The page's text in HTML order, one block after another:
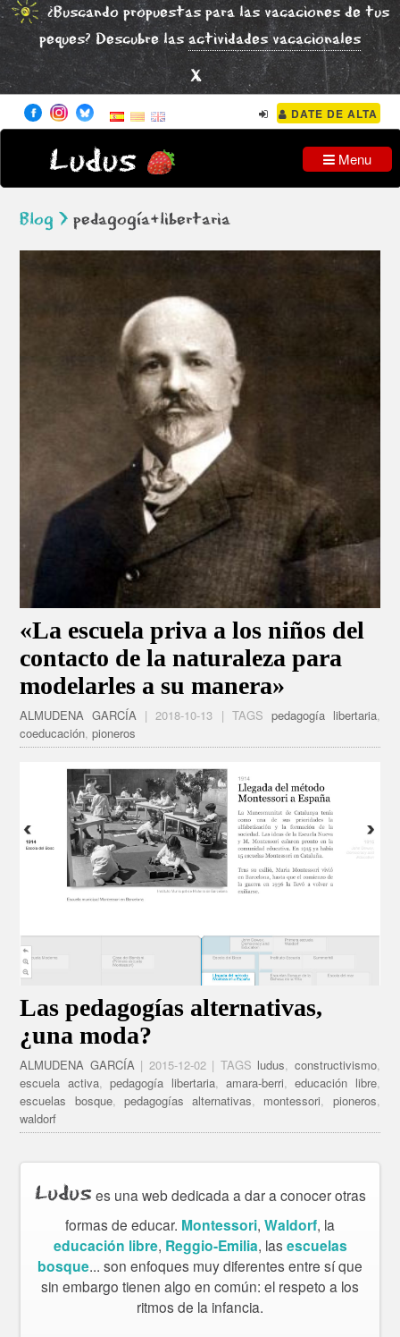
¿Buscando propuestas para las vacaciones de tus
peques? Descubre lasactividades vacacionales
x
DATE DE ALTA
Ludus Menu
Blog > pedagogía+libertaria
«La escuela priva a los niños del
contacto de la naturaleza para
modelarles a su manera»
ALMUDENA GARCÍA | 2018-10-13 | TAGS pedagogía libertaria,
coeducación,pioneros
Las pedagogías alternativas,
¿una moda?
ALMUDENA GARCÍA| 2015-12-02 | TAGS ludus, constructivismo,
escuela activa,pedagogía libertaria, amara-berri,educación libre,
escuelas bosque, pedagogías alternativas, montessori, pioneros,
waldorf
Luduses una web dedicada a dar a conocer otras
formas de educar. Montessori, Waldorf, la
educación libre, Reggio-Emilia, las escuelas
bosque... son enfoques muy diferentes entre sí que
sin embargo tienen algo en común: el respeto a los
ritmos de la infancia.